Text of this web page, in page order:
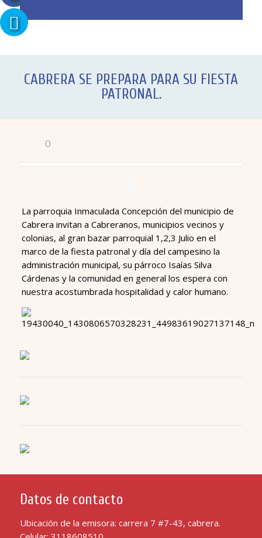
CABRERA SE PREPARA PARA SU FIESTA
PATRONAL.
0
La parroquia Inmaculada Concepción del municipio de
Cabrera invitan a Cabreranos, municipios vecinos y
colonias, al gran bazar parroquial 1,2,3 Julio en el
marco de la fiesta patronal y día del campesino la
administración municipal, su párroco Isaías Silva
Cárdenas y la comunidad en general los espera con
nuestra acostumbrada hospitalidad y calor humano.
Datos de contacto
Ubicación de la emisora: carrera 7 #7-43, cabrera.